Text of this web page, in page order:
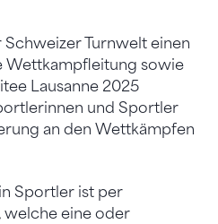
Schweizer Turnwelt einen
Wettkampfleitung sowie
Lausanne 2025
und Sportler
an den Wettkämpfen
Sportler ist per
welche eine oder